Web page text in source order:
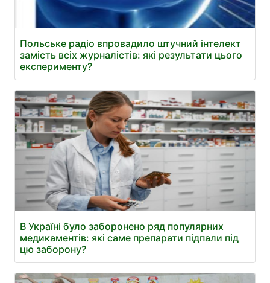
Польське радіо впровадило штучний інтелект
замість всіх журналістів: які результати цього
експерименту?
В Україні було заборонено ряд популярних
медикаментів: які саме препарати підпали під
цю заборону?